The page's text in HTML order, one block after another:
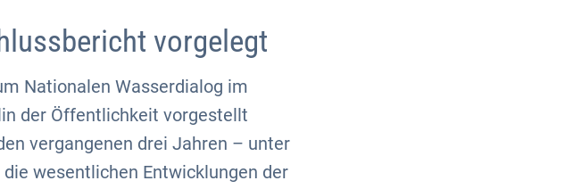
vorgelegt
Nationalen Wasserdialog im
der Öffentlichkeit vorgestellt
vergangenen drei Jahren – unter
wesentlichen Entwicklungen der